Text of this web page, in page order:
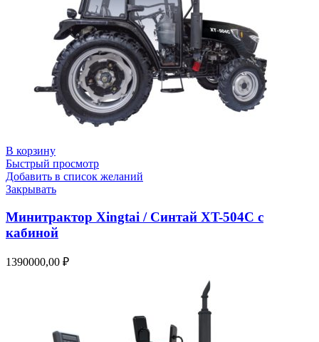
В корзину
Быстрый просмотр
Добавить в список желаний
Закрывать
Минитрактор Xingtai / Синтай XT-504С с
кабиной
1390000,00 ₽